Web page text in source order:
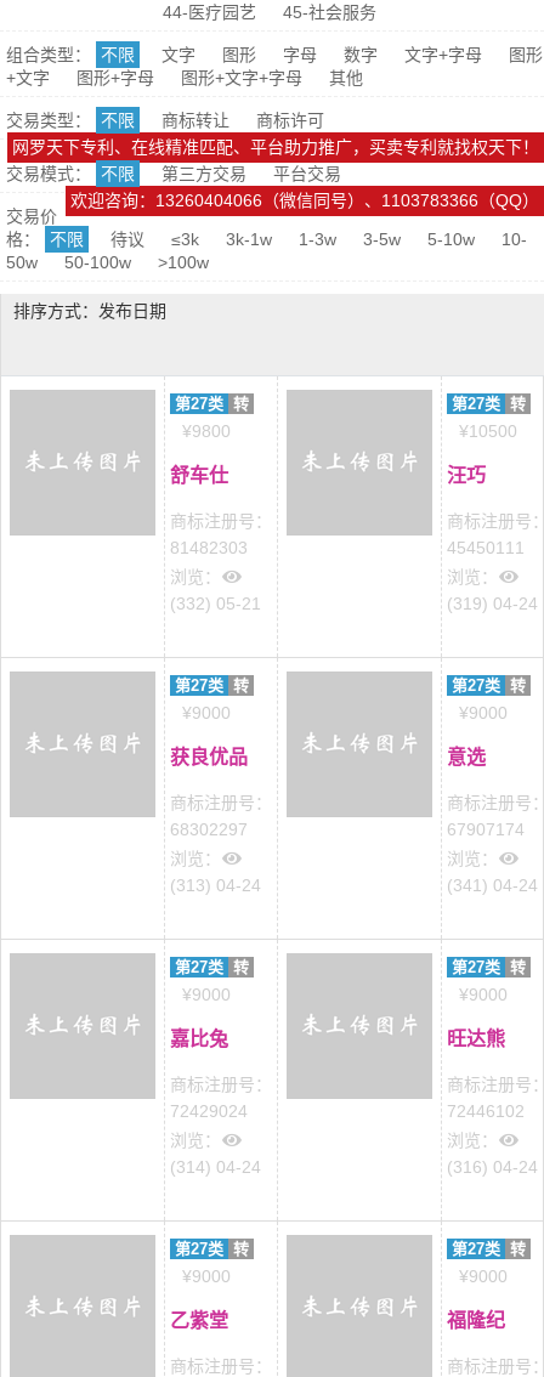
44-医疗园艺
45-社会服务
组合类型： 不限 文字 图形 字母 数字 文字+字母
图形
+文字
图形+字母 图形+文字+字母 其他
交易类型： 不限 商标转让
商标许可
网罗天下专利、在线精准匹配、平台助力推广，买卖专利就找权天下！
交易模式：
不限 第三方交易
平台交易
欢迎咨询：13260404066（微信同号）、1103783366（QQ）
交易价
格：
不限 待议 ≤3k 3k-1w 1-3w 3-5w 5-10w
10-
50w
50-100w >100w
排序方式：发布日期
第27类 转
¥9800
舒车仕
商标注册号：
81482303
浏览：
(332) 05-21
第27类 转
¥10500
汪巧
商标注册号
45450111
浏览：
(319) 04-24
第27类 转
¥9000
获良优品
商标注册号：
68302297
浏览：
(313) 04-24
第27类 转
¥9000
意选
商标注册号
67907174
浏览：
(341) 04-24
第27类 转
¥9000
嘉比兔
商标注册号：
72429024
浏览：
(314) 04-24
第27类 转
¥9000
旺达熊
商标注册号
72446102
浏览：
(316) 04-24
第27类 转
¥9000
乙紫堂
商标注册号：
第27类 转
¥9000
福隆纪
商标注册号